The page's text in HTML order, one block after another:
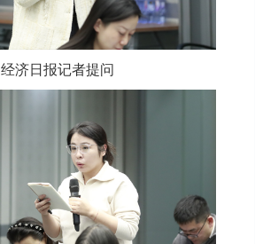
经济日报记者提问